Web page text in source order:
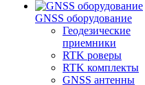
GNSS оборудование
Геодезические
приемники
RTK роверы
RTK комплекты
GNSS антенны